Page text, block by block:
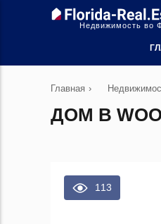
Недвижимость во
Главная ›
ДОМ В
113